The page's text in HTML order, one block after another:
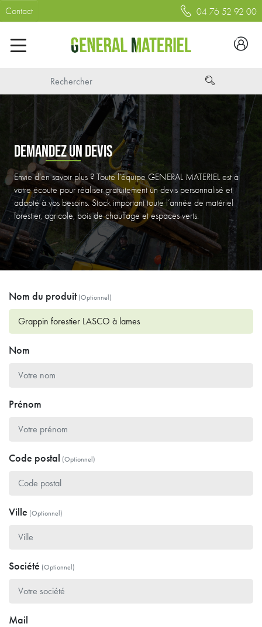
Contact 04 76 52 92 00
DEMANDEZ UN DEVIS
Envie d’en savoir plus ? Toute l’équipe GENERAL MATERIEL est à
votre écoute pour réaliser gratuitement un devis personnalisé et
adapté à vos besoins. Stock important toute l’année de matériel
forestier, agricole, bois de chauffage et espaces verts.
Nom du produit(Optionnel)
Nom
Prénom
Code postal (Optionnel)
Ville (Optionnel)
Société (Optionnel)
Mail